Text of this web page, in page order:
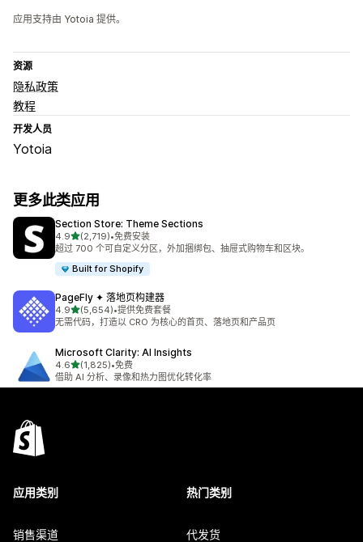
应用支持由 Yotoia 提供。
资源
隐私政策
教程
开发人员
Yotoia
更多此类应用
Section Store: Theme Sections
4.9星（满分 5 星）
(2,719)
总共 2719 条评论
•免费安装
超过 700 个可自定义分区，外加捆绑包、抽屉式购物车和区块。
Built for Shopify
PageFly ✦ 落地页构建器
4.9星（满分 5 星）
(5,654)
总共 5654 条评论
•提供免费套餐
无需代码，打造以 CRO 为核心的首页、落地页和产品页
Microsoft Clarity: AI Insights
4.6星（满分 5 星）
(1,825)
总共 1825 条评论
•免费
借助 AI 分析、录像和热力图优化转化率
应用类别
销售渠道
热门类别
代发货